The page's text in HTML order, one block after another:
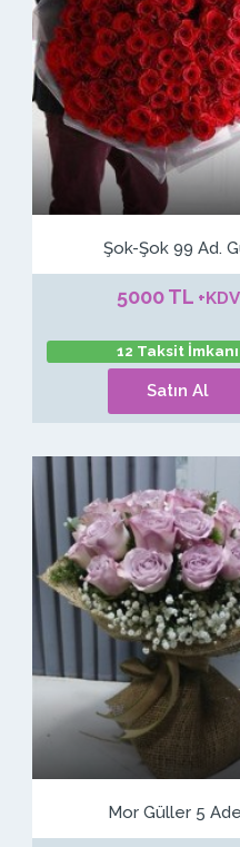
Şok-Şok 99 Ad.
5000 TL +KDV
12 Taksit İmkanı
Satın Al
Mor Güller 5